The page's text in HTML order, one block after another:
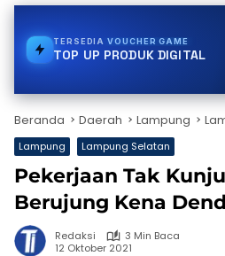
TERSEDIAE-WALLET
TOP UP PRODUK DIGITAL
Beranda Daerah Lampung
Lampung Lampung Selatan
Pekerjaan Tak
Berujung Kena
Redaksi
3 Min Baca
12 Oktober 2021